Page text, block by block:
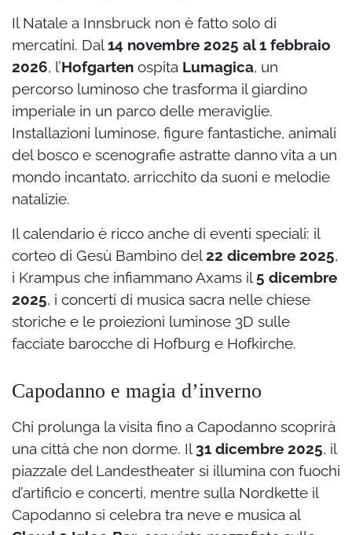
Il Natale a Innsbruck non è fatto solo di
mercatini. Dal14 novembre 2025 al 1 febbraio
2026, l’Hofgarten ospita Lumagica, un
percorso luminoso che trasforma il giardino
imperiale in un parco delle meraviglie.
Installazioni luminose, figure fantastiche, animali
del bosco e scenografie astratte danno vita a un
mondo incantato, arricchito da suoni e melodie
natalizie.
Il calendario è ricco anche di eventi speciali: il
corteo di Gesù Bambino del22 dicembre 2025,
i Krampus che infiammano Axams il 5 dicembre
2025, i concerti di musica sacra nelle chiese
storiche e le proiezioni luminose 3D sulle
facciate barocche di Hofburg e Hofkirche.
Capodanno e magia d’inverno
Chi prolunga la visita fino a Capodanno scoprirà
una città che non dorme. Il 31 dicembre 2025, il
piazzale del Landestheater si illumina con fuochi
d’artificio e concerti, mentre sulla Nordkette il
Capodanno si celebra tra neve e musica al